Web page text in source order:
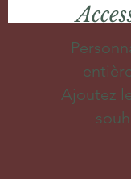
Ajoutez